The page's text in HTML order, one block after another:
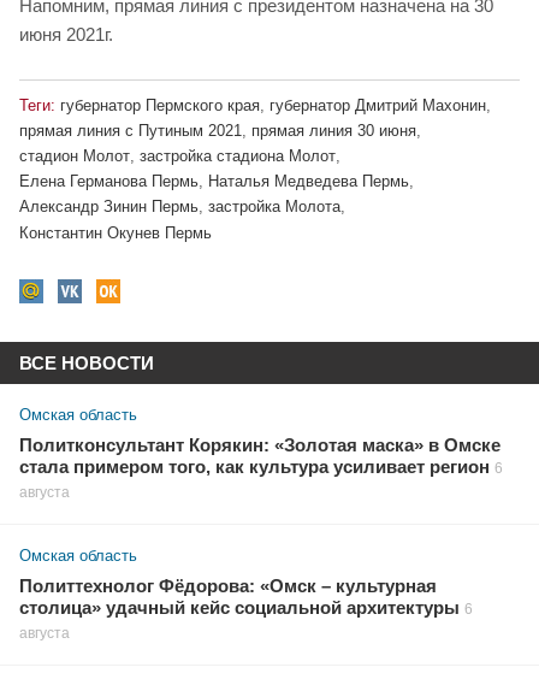
Напомним, прямая линия с президентом назначена на 30
июня 2021г.
Теги: губернатор Пермского края, губернатор Дмитрий Махонин,
прямая линия с Путиным 2021, прямая линия 30 июня,
стадион Молот, застройка стадиона Молот,
Елена Германова Пермь, Наталья Медведева Пермь,
Александр Зинин Пермь, застройка Молота,
Константин Окунев Пермь
ВСЕ НОВОСТИ
Омская область
Политконсультант Корякин: «Золотая маска» в Омске
стала примером того, как культура усиливает регион 6
августа
Омская область
Политтехнолог Фёдорова: «Омск – культурная
столица» удачный кейс социальной архитектуры 6
августа